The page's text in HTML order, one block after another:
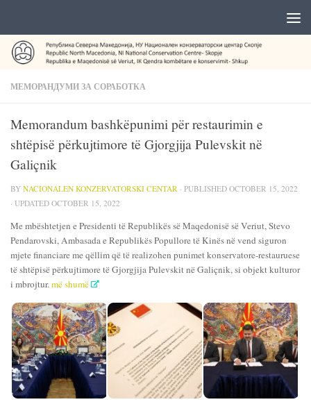
МЕМОРАНДУМИ ЗА СОРАБОТКА
Memorandum bashkëpunimi për restaurimin e
shtëpisë përkujtimore të Gjorgjija Pulevskit në
Galiçnik
BY NACIONALEN KONZERVATORSKI CENTAR · PUBLISHED OCTOBER 15, 2022
· UPDATED OCTOBER 15, 2022
Me mbështetjen e Presidenti të Republikës së Maqedonisë së Veriut, Stevo
Pendarovski, Ambasada e Republikës Popullore të Kinës në vend siguron
mjete financiare me qëllim që të realizohen punimet konservatore-restauruese
të shtëpisë përkujtimore të Gjorgjija Pulevskit në Galiçnik, si objekt kulturor
i mbrojtur.më shumë